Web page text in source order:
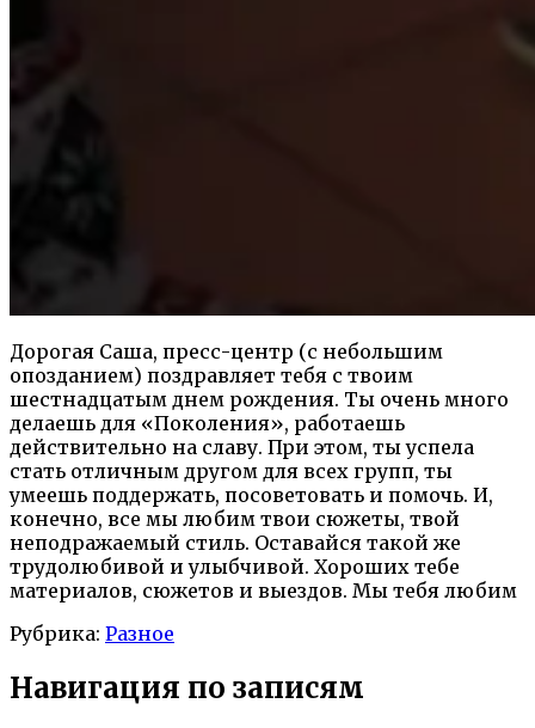
Дорогая Саша, пресс-центр (с небольшим
опозданием) поздравляет тебя с твоим
шестнадцатым днем рождения. Ты очень много
делаешь для «Поколения», работаешь
действительно на славу. При этом, ты успела
стать отличным другом для всех групп, ты
умеешь поддержать, посоветовать и помочь. И,
конечно, все мы любим твои сюжеты, твой
неподражаемый стиль. Оставайся такой же
трудолюбивой и улыбчивой. Хороших тебе
материалов, сюжетов и выездов. Мы тебя любим
Рубрика: Разное
Навигация по записям